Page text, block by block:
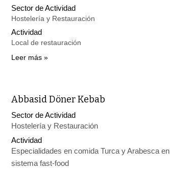
Sector de Actividad
Hostelería y Restauración
Actividad
Local de restauración
Leer más
Abbasid Döner Kebab
Sector de Actividad
Hostelería y Restauración
Actividad
Especialidades en comida Turca y Arabesca en
sistema fast-food